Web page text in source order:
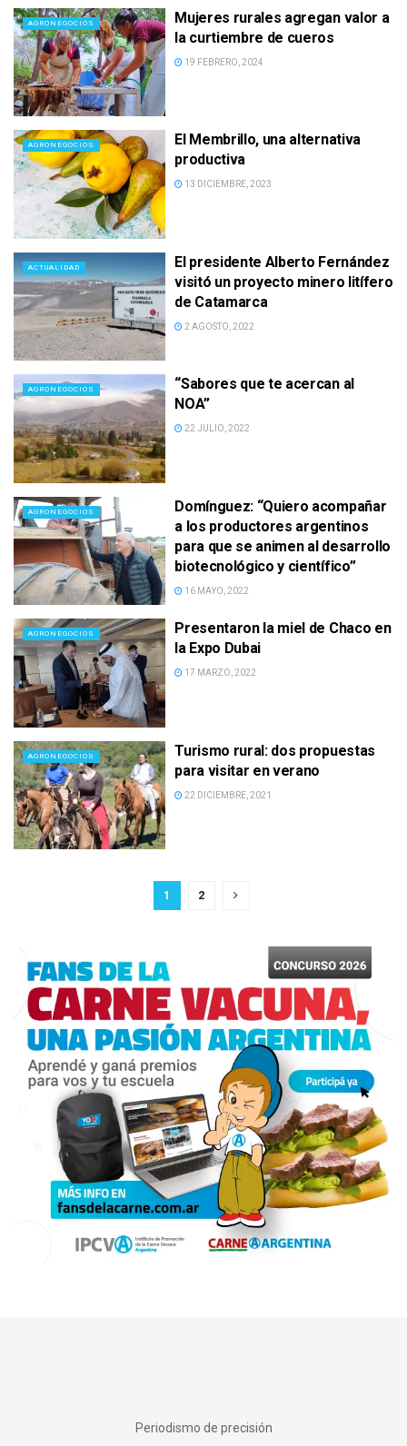
AGRONEGOCIOS
Mujeres rurales agregan valor a
la curtiembre de cueros
19 FEBRERO, 2024
AGRONEGOCIOS
El Membrillo, una alternativa
productiva
13 DICIEMBRE, 2023
ACTUALIDAD
El presidente Alberto Fernández
visitó un proyecto minero litífero
de Catamarca
2 AGOSTO, 2022
AGRONEGOCIOS
“Sabores que te acercan al
NOA”
22 JULIO, 2022
AGRONEGOCIOS
Domínguez: “Quiero acompañar
a los productores argentinos
para que se animen al desarrollo
biotecnológico y científico”
16 MAYO, 2022
AGRONEGOCIOS
Presentaron la miel de Chaco en
la Expo Dubai
17 MARZO, 2022
AGRONEGOCIOS
Turismo rural: dos propuestas
para visitar en verano
22 DICIEMBRE, 2021
1 2
Periodismo de precisión